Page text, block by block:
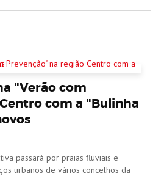
"Verão com
com a "Bulinha
passará por praias fluviais e
urbanos de vários concelhos da